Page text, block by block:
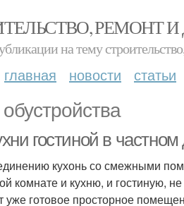
РЕМОНТ
на тему
главная новости статьи
гостиной в
кухонь со смежными
комнате и кухню, и гостиную,
уже готовое просторное